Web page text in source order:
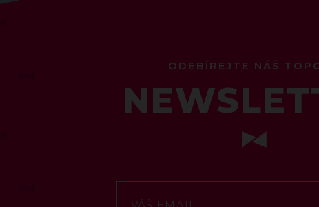
ODEBÍREJTE NÁŠ